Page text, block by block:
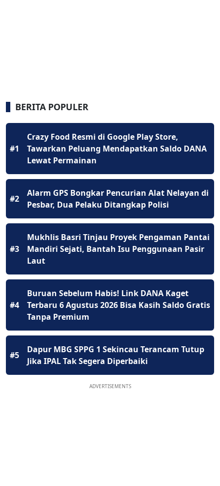
BERITA POPULER
#1
Crazy Food Resmi di Google Play Store,
Tawarkan Peluang Mendapatkan Saldo DANA
Lewat Permainan
#2
Alarm GPS Bongkar Pencurian Alat Nelayan di
Pesbar, Dua Pelaku Ditangkap Polisi
#3
Mukhlis Basri Tinjau Proyek Pengaman Pantai
Mandiri Sejati, Bantah Isu Penggunaan Pasir
Laut
#4
Buruan Sebelum Habis! Link DANA Kaget
Terbaru 6 Agustus 2026 Bisa Kasih Saldo Gratis
Tanpa Premium
#5
Dapur MBG SPPG 1 Sekincau Terancam Tutup
Jika IPAL Tak Segera Diperbaiki
ADVERTISEMENTS